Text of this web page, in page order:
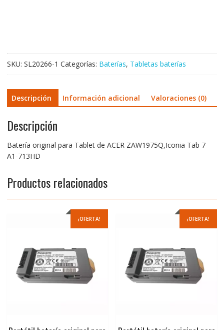
A1-
713HD
cantidad
SKU: SL20266-1 Categorías: Baterías, Tabletas baterías
Descripción Información adicional Valoraciones (0)
Descripción
Batería original para Tablet de ACER ZAW1975Q,Iconia Tab 7
A1-713HD
Productos relacionados
¡OFERTA! ¡OFERTA!